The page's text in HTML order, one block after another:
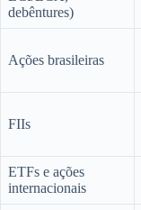
debêntures)
Ações brasileiras
FIIs
ETFs e ações
internacionais